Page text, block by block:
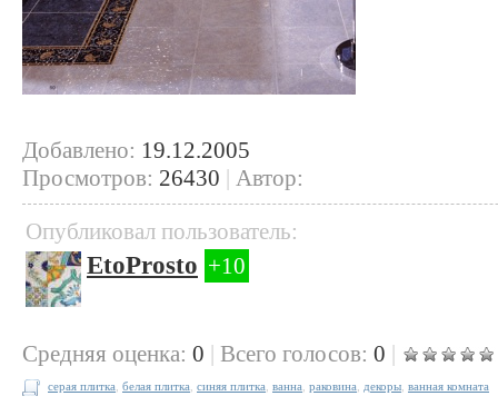
Добавлено: 19.12.2005
Просмотров: 26430 | Автор:
Опубликовал пользователь:
EtoProsto +10
Cредняя оценка: 0 | Всего голосов: 0 |
серая плитка белая плитка синяя плитка ванна раковина декоры ванная комната